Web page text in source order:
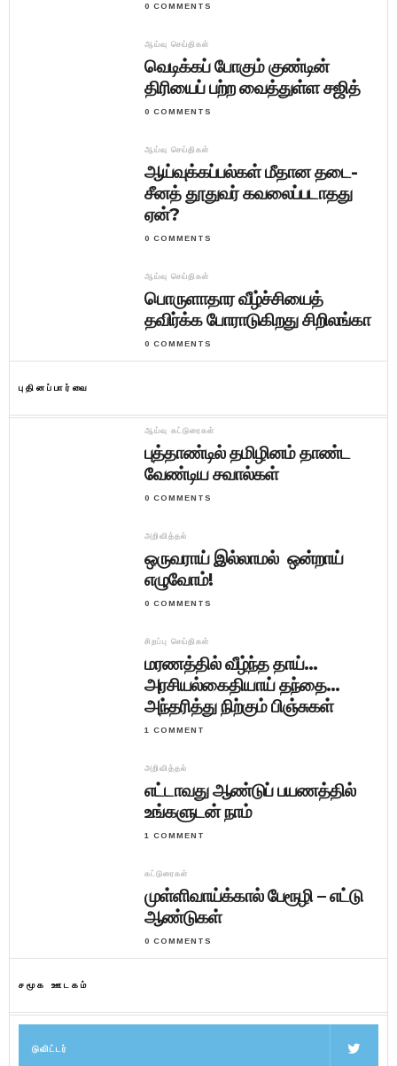
0 COMMENTS
ஆய்வு செய்திகள்
வெடிக்கப் போகும் குண்டின்
திரியைப் பற்ற வைத்துள்ள சஜித்
0 COMMENTS
ஆய்வு செய்திகள்
ஆய்வுக்கப்பல்கள் மீதான தடை-
சீனத் தூதுவர் கவலைப்படாதது
ஏன்?
0 COMMENTS
ஆய்வு செய்திகள்
பொருளாதார வீழ்ச்சியைத்
தவிர்க்க போராடுகிறது சிறிலங்கா
0 COMMENTS
புதினப்பார்வை
ஆய்வு கட்டுரைகள்
புத்தாண்டில் தமிழினம் தாண்ட
வேண்டிய சவால்கள்
0 COMMENTS
அறிவித்தல்
ஒருவராய் இல்லாமல் ஒன்றாய்
எழுவோம்!
0 COMMENTS
சிறப்பு செய்திகள்
மரணத்தில் வீழ்ந்த தாய்…
அரசியல்கைதியாய் தந்தை…
அந்தரித்து நிற்கும் பிஞ்சுகள்
1 COMMENT
அறிவித்தல்
எட்டாவது ஆண்டுப் பயணத்தில்
உங்களுடன் நாம்
1 COMMENT
கட்டுரைகள்
முள்ளிவாய்க்கால் பேரூழி – எட்டு
ஆண்டுகள்
0 COMMENTS
சமூக ஊடகம்
டுவிட்டர்